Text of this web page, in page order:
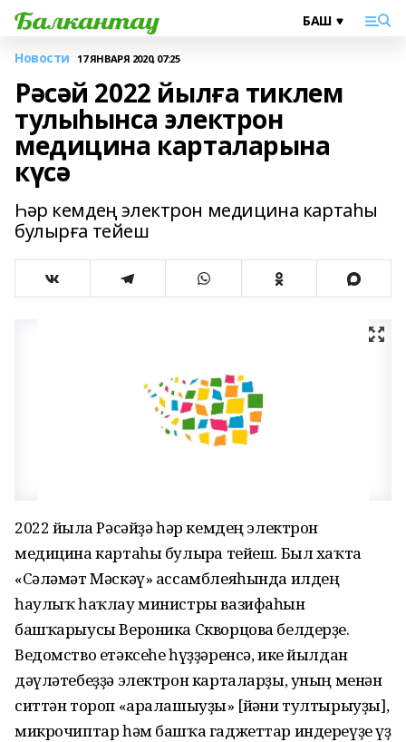
Новости 17 ЯНВАРЯ 2020, 07:25
Рәсәй 2022 йылға тиклем
тулыһынса электрон
медицина карталарына
күсә
Һәр кемдең электрон медицина картаһы
булырға тейеш
2022 йылға Рәсәйҙә һәр кемдең электрон
медицина картаһы булырға тейеш. Был хаҡта
«Сәләмәт Мәскәү» ассамблеяһында илдең
һаулыҡ һаҡлау министры вазифаһын
башҡарыусы Вероника Скворцова белдерҙе.
Ведомство етәксеһе һүҙҙәренсә, ике йылдан
дәүләтебеҙҙә электрон карталарҙы, уның менән
ситтән тороп «аралашыуҙы» [йәғни тултырыуҙы],
микрочиптар һәм башҡа гаджеттар индереүҙе үҙ